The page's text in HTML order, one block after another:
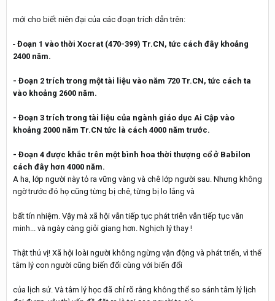
mới cho biết niên đại của các đoạn trích dẫn trên:
- Đoạn 1 vào thời Xocrat (470-399) Tr.CN, tức cách đây khoảng
2400 năm.
- Đoạn 2 trích trong một tài liệu vào năm 720 Tr.CN, tức cách ta
vào khoảng 2600 năm.
- Đoạn 3 trích trong tài liệu của ngành giáo dục Ai Cập vào
khoảng 2000 năm Tr.CN tức là cách 4000 năm trước.
- Đoạn 4 được khắc trên một bình hoa thời thượng cổ ở Babilon
cách đây hơn 4000 năm.
A ha, lớp người này tỏ ra vững vàng và chê lớp người sau. Nhưng không
ngờ trước đó họ cũng từng bị chê, từng bị lo lắng và
bất tín nhiệm. Vậy mà xã hội vẫn tiếp tục phát triễn vẫn tiếp tục văn
minh... và ngày càng giỏi giang hơn. Nghịch lý thay !
Thật thú vị! Xã hội loài người không ngừng vận động và phát triển, vì thế
tâm lý con người cũng biến đổi cùng với biến đổi
của lịch sử. Và tâm lý học đã chỉ rõ rằng không thể so sánh tâm lý lịch